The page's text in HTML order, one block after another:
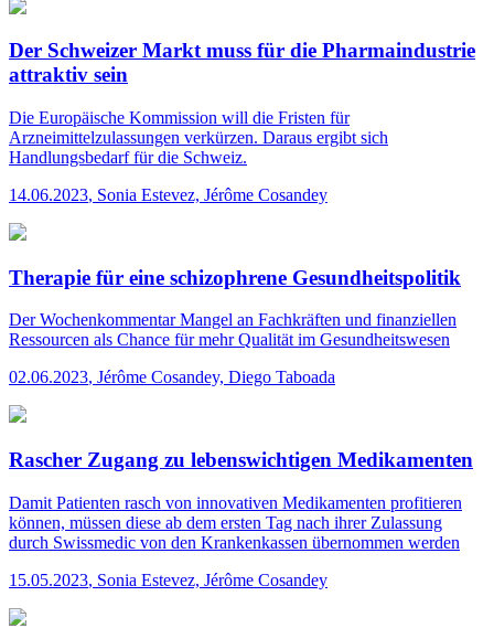
Der Schweizer Markt muss für die Pharmaindustrie
attraktiv sein
Die Europäische Kommission will die Fristen für
Arzneimittelzulassungen verkürzen. Daraus ergibt sich
Handlungsbedarf für die Schweiz.
14.06.2023, Sonia Estevez, Jérôme Cosandey
Therapie für eine schizophrene Gesundheitspolitik
Der WochenkommentarMangel an Fachkräften und finanziellen
Ressourcen als Chance für mehr Qualität im Gesundheitswesen
02.06.2023, Jérôme Cosandey, Diego Taboada
Rascher Zugang zu lebenswichtigen Medikamenten
Damit Patienten rasch von innovativen Medikamenten profitieren
können, müssen diese ab dem ersten Tag nach ihrer Zulassung
durch Swissmedic von den Krankenkassen übernommen werden
15.05.2023, Sonia Estevez, Jérôme Cosandey